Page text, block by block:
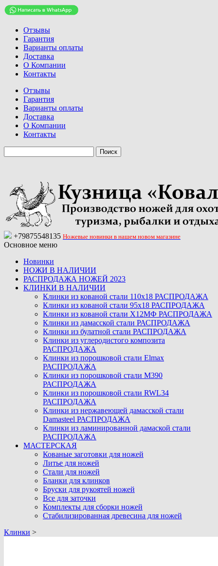
Отзывы
Гарантия
Варианты оплаты
Доставка
О Компании
Контакты
Отзывы
Гарантия
Варианты оплаты
Доставка
О Компании
Контакты
+79875548135 Ножевые новинки в нашем новом магазине
Основное меню
Новинки
НОЖИ В НАЛИЧИИ
РАСПРОДАЖА НОЖЕЙ 2023
КЛИНКИ В НАЛИЧИИ
Клинки из кованой стали 110х18 РАСПРОДАЖА
Клинки из кованой стали 95х18 РАСПРОДАЖА
Клинки из кованой стали Х12МФ РАСПРОДАЖА
Клинки из дамасской стали РАСПРОДАЖА
Клинки из булатной стали РАСПРОДАЖА
Клинки из углеродистого композита
РАСПРОДАЖА
Клинки из порошковой стали Elmax
РАСПРОДАЖА
Клинки из порошковой стали M390
РАСПРОДАЖА
Клинки из порошковой стали RWL34
РАСПРОДАЖА
Клинки из нержавеющей дамасской стали
Damasteel РАСПРОДАЖА
Клинки из ламинированной дамаской стали
РАСПРОДАЖА
МАСТЕРСКАЯ
Кованые заготовки для ножей
Литье для ножей
Стали для ножей
Бланки для клинков
Бруски для рукоятей ножей
Все для заточки
Комплекты для сборки ножей
Стабилизированная древесина для ножей
Клинки >